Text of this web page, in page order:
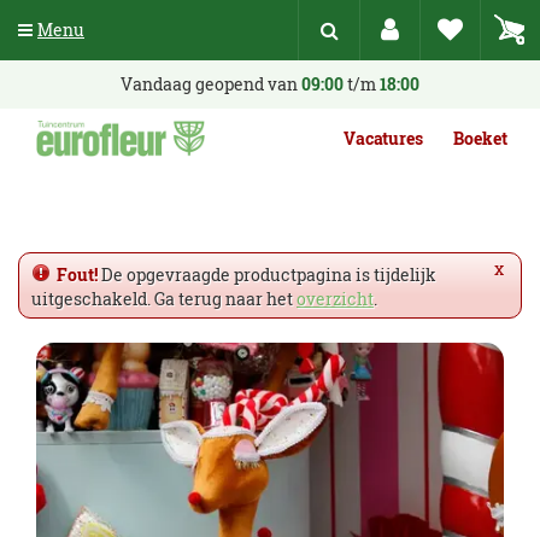
n
Vandaag geopend van09:00t/m18:00
Vacatures Boeket
x
Fout!De opgevraagde productpagina is tijdelijk
uitgeschakeld. Ga terug naar hetoverzicht.
Menu